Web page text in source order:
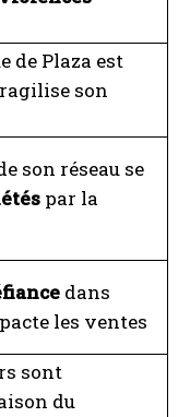
.
: focus sur
de Plaza est
son
son réseau se
par la
dans
les ventes
sont
du